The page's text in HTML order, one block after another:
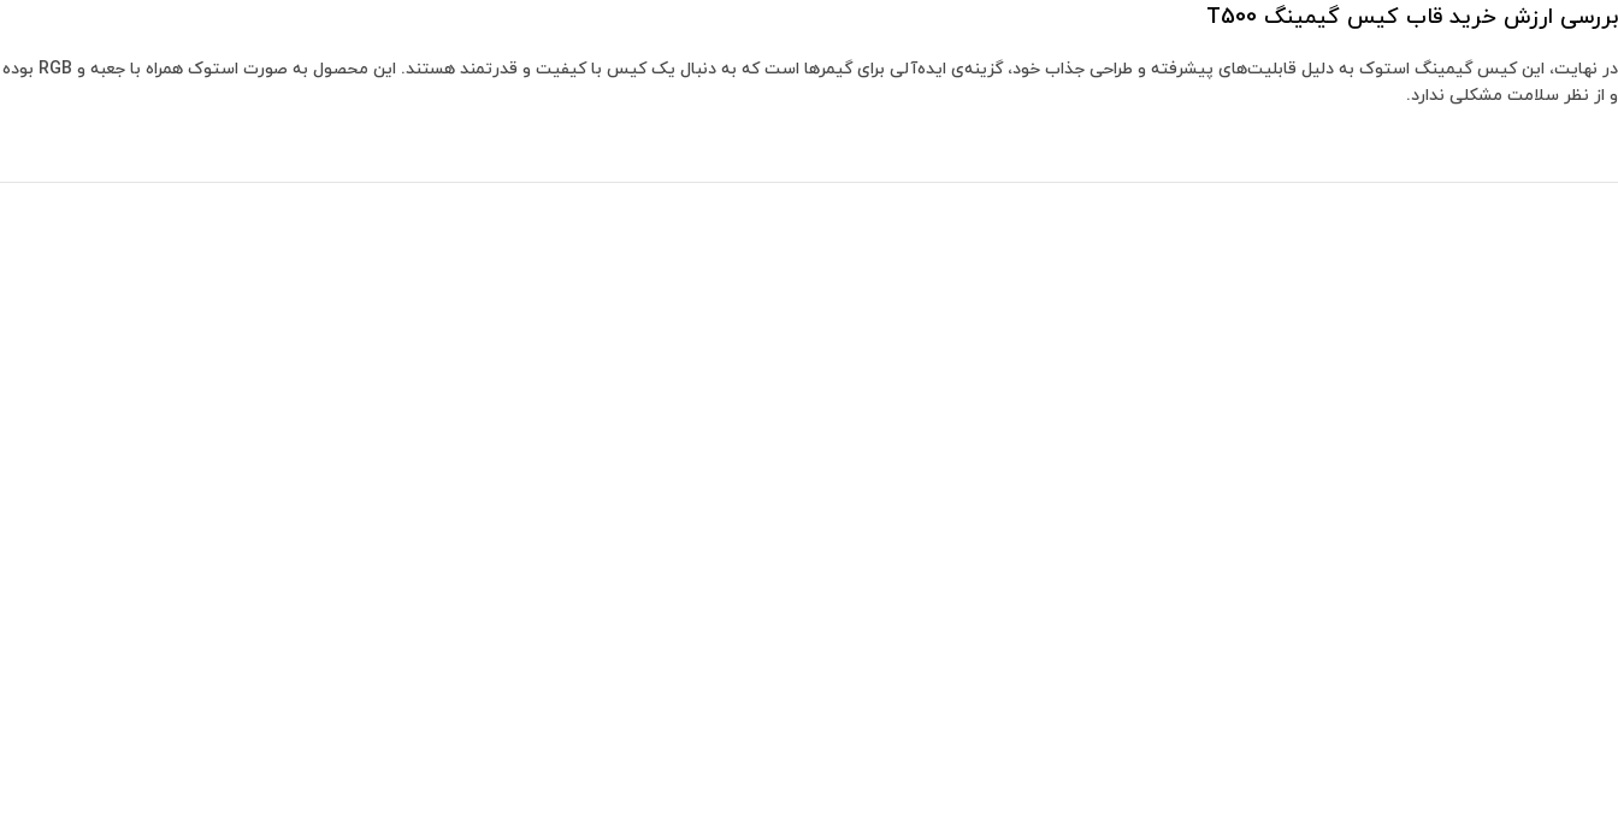
بررسی ارزش خرید قاب کیس گیمینگ T500
در نهایت، این کیس گیمینگ استوک به دلیل قابلیت‌های پیشرفته و طراحی جذاب خود، گزینه‌ی ایده‌آلی برای گیمرها است که به دنبال یک کیس با کیفیت و قدرتمند هستند. این محصول به صورت استوک همراه با جعبه و RGB بوده
و از نظر سلامت مشکلی ندارد.